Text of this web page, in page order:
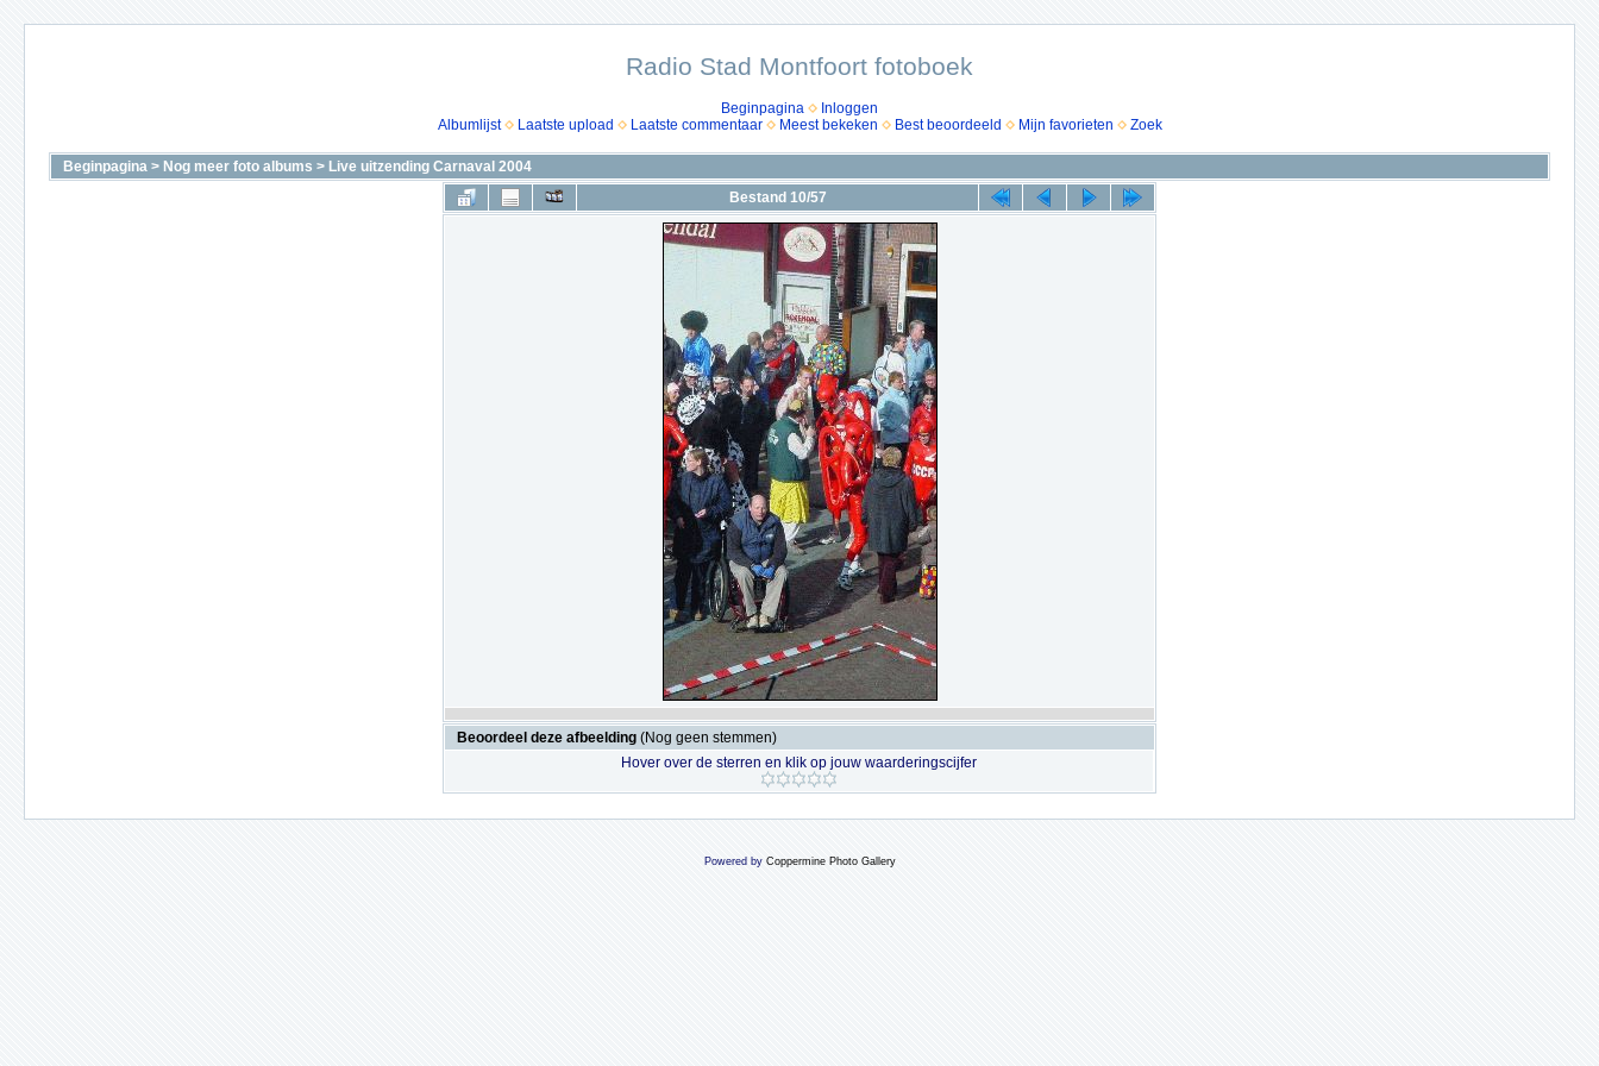
Radio Stad Montfoort fotoboek
Beginpagina
Inloggen
Albumlijst
Laatste upload Laatste commentaar Meest bekeken Best beoordeeld Mijn favorieten Zoek
Beginpagina > Nog meer foto albums > Live uitzending Carnaval 2004
Bestand 10/57
Beoordeel deze afbeelding (Nog geen stemmen)
Hover over de sterren en klik op jouw waarderingscijfer
Powered by Coppermine Photo Gallery